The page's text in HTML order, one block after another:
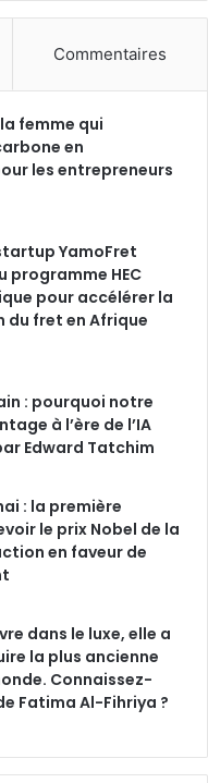
Commentaires
femme qui
en
les entrepreneurs
YamoFret
programme HEC
pour accélérer la
fret en Afrique
: pourquoi notre
à l’ère de l’IA
Edward Tatchim
: la première
le prix Nobel de la
en faveur de
dans le luxe, elle a
la plus ancienne
Connaissez-
Fatima Al-Fihriya ?